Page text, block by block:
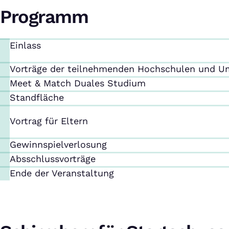
Programm
Einlass
Vorträge der teilnehmenden Hochschulen und
Meet & Match Duales Studium
Standfläche
Vortrag für Eltern
Gewinnspielverlosung
Absschlussvorträge
Ende der Veranstaltung